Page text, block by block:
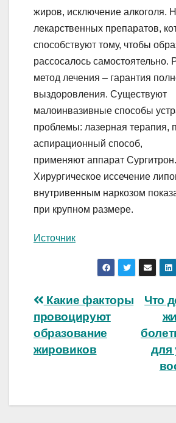
жиров, исключение алкоголя.
лекарственных препаратов,
способствуют тому, чтобы
рассосалось самостоятельно.
метод лечения – гарантия
выздоровления. Существуют
малоинвазивные способы
проблемы: лазерная терапия,
аспирационный способ,
применяют аппарат Сургитрон.
Хирургическое иссечение
внутривенным наркозом
при крупном размере.
Источник
Навигация
по
записям
Что
для
Какие факторы
провоцируют
образование
жировиков